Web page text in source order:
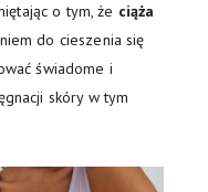
o tym, że ciąża
do cieszenia się
świadome i
skóry w tym